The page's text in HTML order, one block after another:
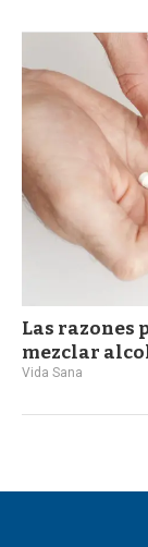
Las razones
mezclar
Vida Sana